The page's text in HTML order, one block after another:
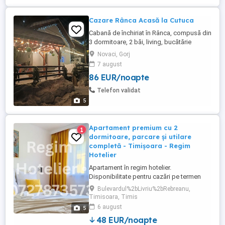
5
Cazare Rânca Acasă la Cutuca
Cabană de închiriat în Rânca, compusă din
3 dormitoare, 2 băi, living, bucătărie
mobilată, foișor pt grătar și leagăn pt
relaxare. Se închiriază integral dar și
separat. prețul este doar pt perioada de
vară.
Novaci, Gorj
7 august
86 EUR/noapte
Telefon validat
5
1
Apartament premium cu 2
dormitoare, parcare și utilare
completă - Timișoara - Regim
Hotelier
Apartament în regim hotelier.
Disponibilitate pentru cazări pe termen
lung - 1 an. Zona: Bd. Liviu Rebreanu. Nr.
maxim de persoane in apartament: 6
Compartimentare: 2 dormitoare separate
Living Bucătărie complet utilată Baie Zonă
de dining Dotări și facilități Aer
Bulevardul%2bLivriu%2bRebreanu,
Timisoara, Timis
6 august
48 EUR/noapte